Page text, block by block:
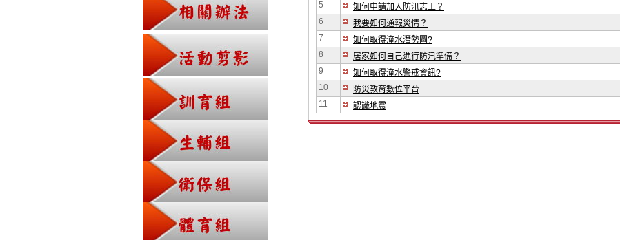
5
如何申請加入防汛志工？
6
我要如何通報災情？
7
如何取得淹水潛勢圖?
8
居家如何自己進行防汛準備？
9
如何取得淹水警戒資訊?
10
防災教育數位平台
11
認識地震